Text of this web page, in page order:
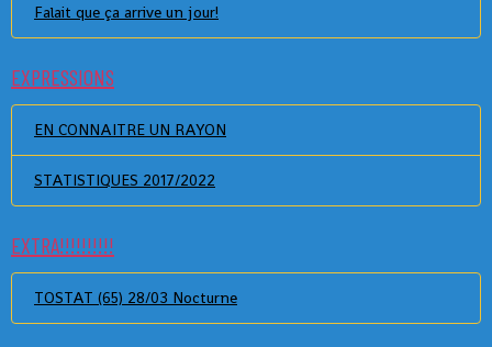
Falait que ça arrive un jour!
EXPRESSIONS
EN CONNAITRE UN RAYON
STATISTIQUES 2017/2022
EXTRA!!!!!!!!!!
TOSTAT (65) 28/03 Nocturne